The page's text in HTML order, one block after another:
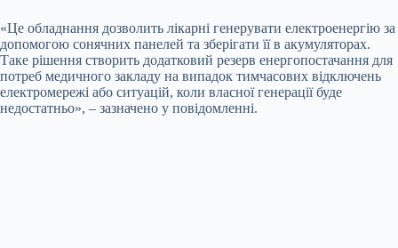
«Це обладнання дозволить лікарні генерувати електроенергію за
допомогою сонячних панелей та зберігати її в акумуляторах.
Таке рішення створить додатковий резерв енергопостачання для
потреб медичного закладу на випадок тимчасових відключень
електромережі або ситуацій, коли власної генерації буде
недостатньо», – зазначено у повідомленні.